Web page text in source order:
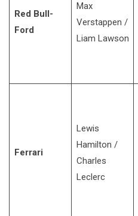
Red Bull-
Ford
Max
Verstappen /
Liam Lawson
Ferrari
Lewis
Hamilton /
Charles
Leclerc